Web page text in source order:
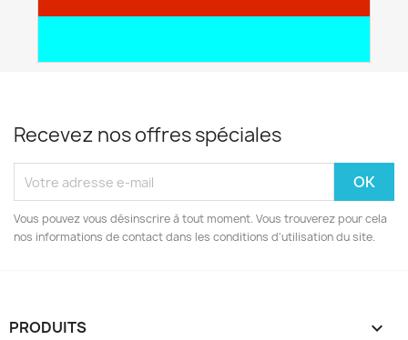
Recevez nos offres spéciales
Vous pouvez vous désinscrire à tout moment. Vous trouverez pour cela
nos informations de contact dans les conditions d'utilisation du site.
PRODUITS 